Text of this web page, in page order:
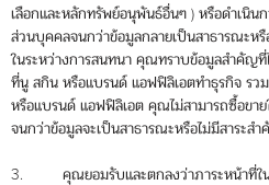
เลือกและหลักทรัพย์อนุพันธ์อื่นๆ ) หรือดำเนิน
ส่วนบุคคลจนกว่าข้อมูลกลายเป็นสาธารณะห
ในระหว่างการสนทนา คุณทราบข้อมูลสำคัญ
ที่นู สกิน หรือแบรนด์ แอฟฟิลิเอตทำธุรกิจ รว
หรือแบรนด์ แอฟฟิลิเอต คุณไม่สามารถซื้อขา
จนกว่าข้อมูลจะเป็นสาธารณะหรือไม่มีสาระส
3. คุณยอมรับและตกลงว่าภาระหน้าที่ในก